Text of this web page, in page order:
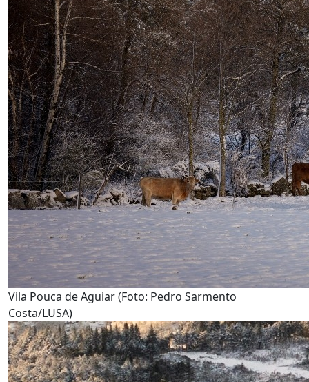
Vila Pouca de Aguiar (Foto: Pedro Sarmento
Costa/LUSA)